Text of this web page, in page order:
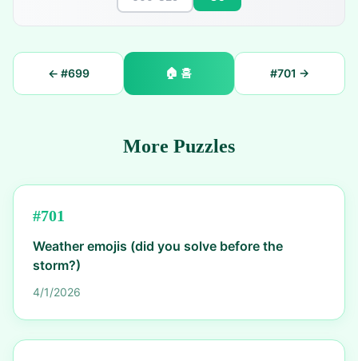
← #699 🏠 홈 #701 →
More Puzzles
#701
Weather emojis (did you solve before the
storm?)
4/1/2026